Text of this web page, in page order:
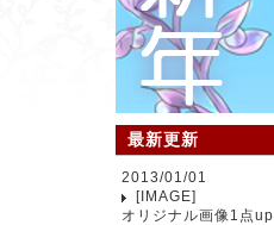
最新更新
2013/01/01
[IMAGE]
オリジナル画像1点up